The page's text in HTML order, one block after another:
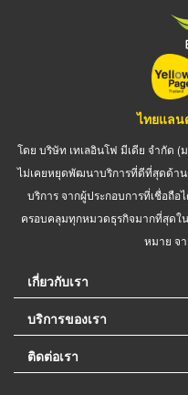
ไทยแลน
โดย บริษัท เทเลอินโฟ มีเดีย จำกัด (
ไม่เคยหยุดพัฒนาบริการที่ดีที่สุดด้าน
บริการ จากผู้ประกอบการที่เชื่อถื
ครอบคลุมทุกหมวดธุรกิจมากที่สุดใ
หมาย จ
เกี่ยวกับเรา
บริการของเรา
ติดต่อเรา